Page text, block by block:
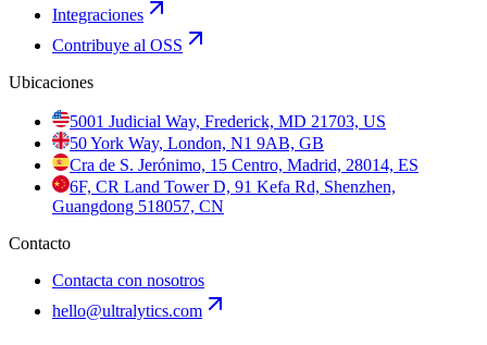
Integraciones
Contribuye al OSS
Ubicaciones
5001 Judicial Way, Frederick, MD 21703, US
50 York Way, London, N1 9AB, GB
Cra de S. Jerónimo, 15 Centro, Madrid, 28014, ES
6F, CR Land Tower D, 91 Kefa Rd, Shenzhen,
Guangdong 518057, CN
Contacto
Contacta con nosotros
hello@ultralytics.com